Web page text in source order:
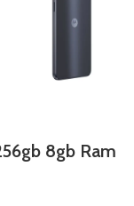
8gb Ram